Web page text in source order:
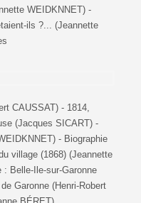
WEIDKNNET) -
ils ?... (Jeannette
CAUSSAT) - 1814,
(Jacques SICART) -
- Biographie
village (1868) (Jeannette
Belle-Ile-sur-Garonne
Garonne (Henri-Robert